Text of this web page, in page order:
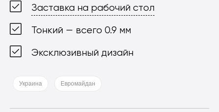
Заставка на рабочий стол
Тонкий — всего 0.9 мм
Эксклюзивный дизайн
Украина Евромайдан